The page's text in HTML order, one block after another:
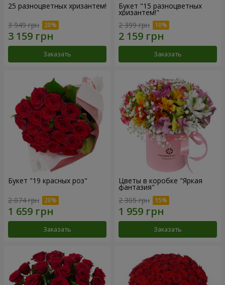
25 разноцветных хризантем!
3 949 грн
Заказать
Букет "15 разноцветных
хризантем!"
2 399 грн
Заказать
Букет "19 красных роз"
2 074 грн
Заказать
Цветы в коробке "Яркая
фантазия"
2 305 грн
Заказать